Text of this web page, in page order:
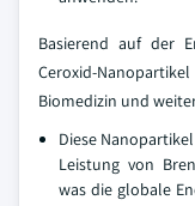
Basierend auf der
Ceroxid-
Biomedizin und
Diese
Leistung von
was die globale